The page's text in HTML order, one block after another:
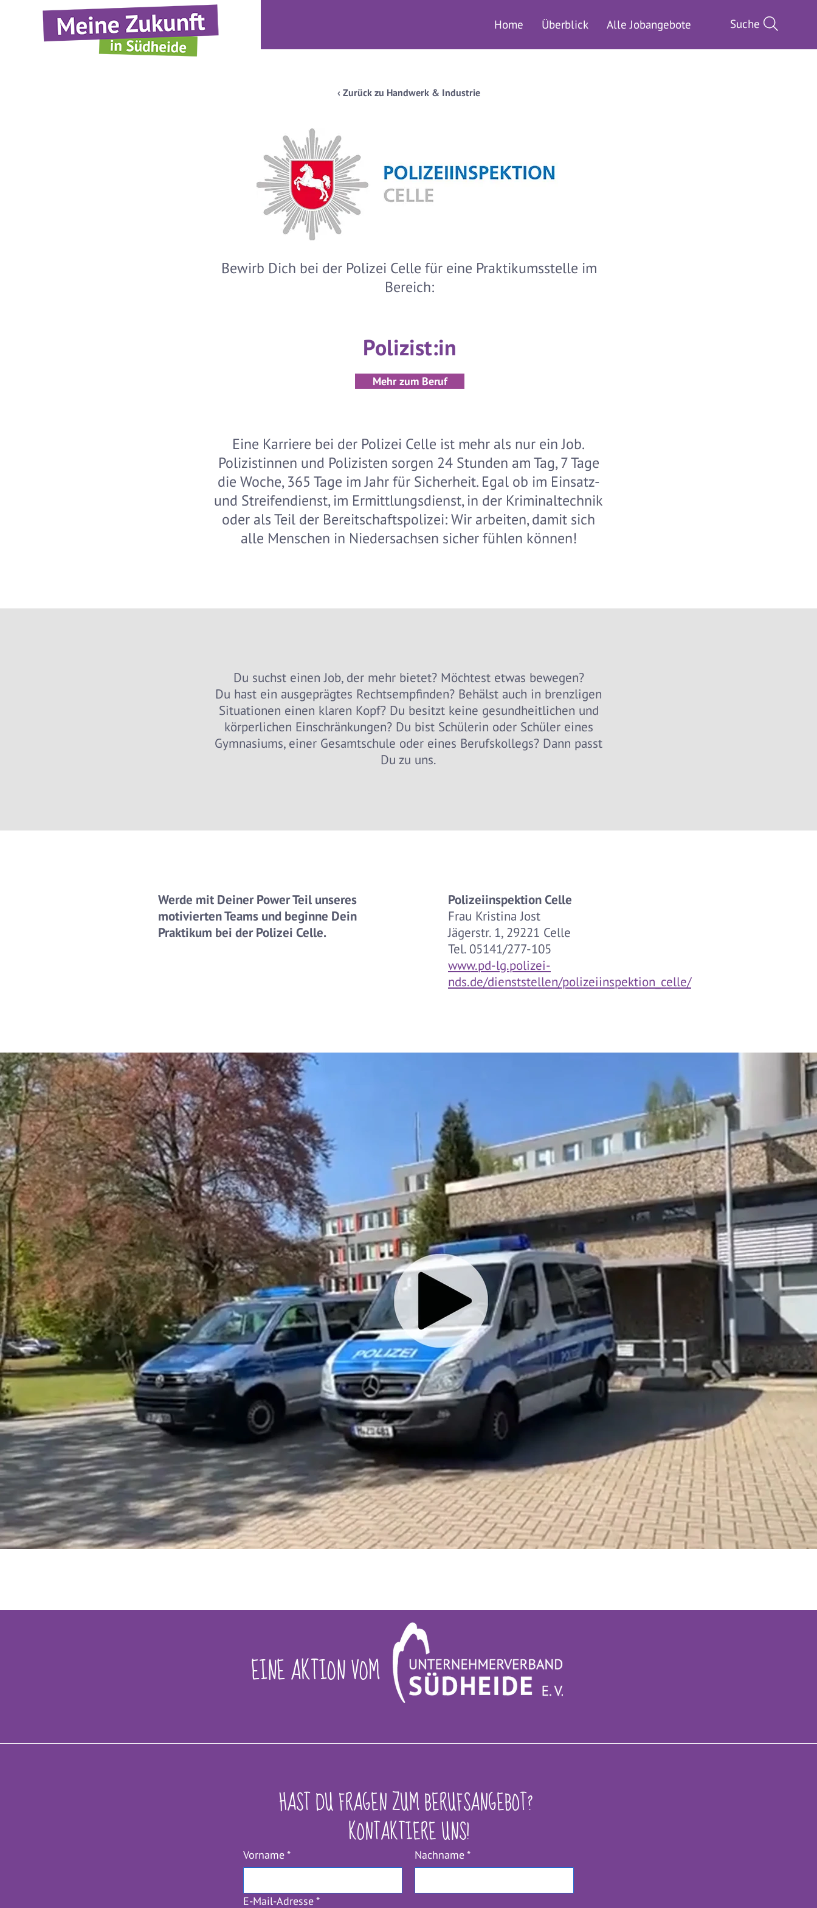
Home Überblick Alle Jobangebote Suche
‹ Zurück zu Handwerk & Industrie
Bewirb Dich bei der Polizei Celle für eine Praktikumsstelle im
Bereich:
Polizist:in
Mehr zum Beruf
Eine Karriere bei der Polizei Celle ist mehr als nur ein Job.
Polizistinnen und Polizisten sorgen 24 Stunden am Tag, 7 Tage
die Woche, 365 Tage im Jahr für Sicherheit. Egal ob im Einsatz-
und Streifendienst, im Ermittlungsdienst, in der Kriminaltechnik
oder als Teil der Bereitschaftspolizei: Wir arbeiten, damit sich
alle Menschen in Niedersachsen sicher fühlen können!
Du suchst einen Job, der mehr bietet? Möchtest etwas bewegen?
Du hast ein ausgeprägtes Rechtsempfinden? Behälst auch in brenzligen
Situationen einen klaren Kopf? Du besitzt keine gesundheitlichen und
körperlichen Einschränkungen? Du bist Schülerin oder Schüler eines
Gymnasiums, einer Gesamtschule oder eines Berufskollegs? Dann passt
Du zu uns.
Werde mit Deiner Power Teil unseres
motivierten Teams und beginne Dein
Praktikum bei der Polizei Celle.
Polizeiinspektion Celle
Frau Kristina Jost
Jägerstr. 1, 29221 Celle
Tel. 05141/277-105
www.pd-lg.polizei-
nds.de/dienststellen/polizeiinspektion_celle/
EINE AKTION VOM
HAST DU FRAGEN ZUM BERUFSANGEBOT?
KONTAKTIERE UNS!
Vorname* Nachname*
E-Mail-Adresse*